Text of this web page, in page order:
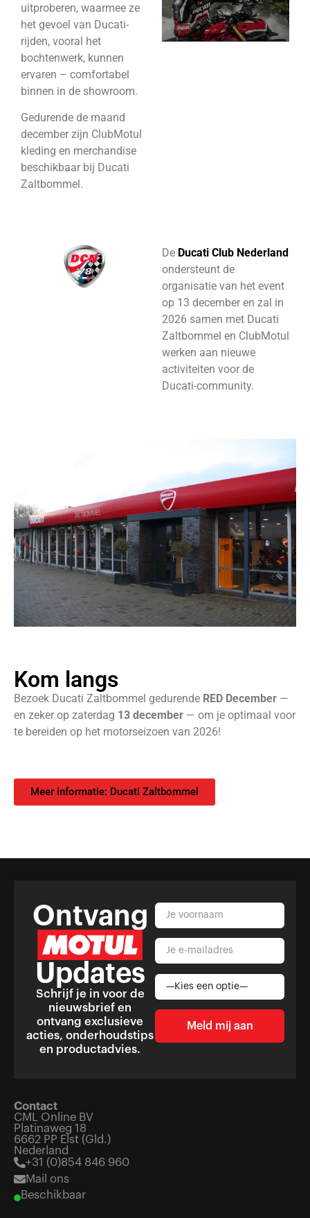
uitproberen, waarmee ze
het gevoel van Ducati-
rijden, vooral het
bochtenwerk, kunnen
ervaren – comfortabel
binnen in de showroom.
Gedurende de maand
december zijn ClubMotul
kleding en merchandise
beschikbaar bij Ducati
Zaltbommel.
De Ducati Club Nederland
ondersteunt de
organisatie van het event
op 13 december en zal in
2026 samen met Ducati
Zaltbommel en ClubMotul
werken aan nieuwe
activiteiten voor de
Ducati-community.
Kom langs
Bezoek Ducati Zaltbommel gedurende RED December —
en zeker op zaterdag 13 december — om je optimaal voor
te bereiden op het motorseizoen van 2026!
Meer informatie: Ducati Zaltbommel
Ontvang
Updates
Schrijf je in voor de
nieuwsbrief en
ontvang exclusieve
acties, onderhoudstips
en productadvies.
Contact
CML Online BV
Platinaweg 18
6662 PP Elst (Gld.)
Nederland
+31 (0)854 846 960
Mail ons
Beschikbaar